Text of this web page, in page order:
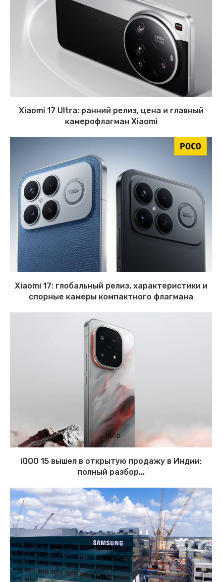
Xiaomi 17 Ultra: ранний релиз, цена и главный
камерофлагман Xiaomi
Xiaomi 17: глобальный релиз, характеристики и
спорные камеры компактного флагмана
iQOO 15 вышел в открытую продажу в Индии:
полный разбор...